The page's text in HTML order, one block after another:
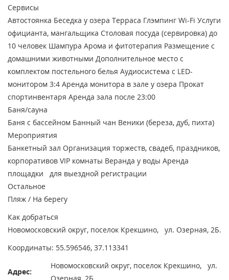
Сервисы
Автостоянка Беседка у озера Терраса Глэмпинг Wi-Fi Услуги
официанта, мангальщика Столовая посуда (сервировка) до
10 человек Шампура Арома и фитотерапия Размещение с
домашними животными Дополнительное место с
комплектом постельного белья Аудиосистема с LED-
монитором 3:4 Аренда монитора в зале у озера Прокат
спортинвентаря Аренда зала после 23:00
Баня/сауна
Баня с бассейном Банный чан Веники (береза, дуб, пихта)
Мероприятия
Банкетный зал Организация торжеств, свадеб, праздников,
корпоративов VIP комнаты Веранда у воды Аренда
площадки для выездной регистрации
Остальное
Пляж / На берегу
Как добраться
Новомосковский округ, поселок Крекшино, ул. Озерная, 2Б.
Координаты: 55.596546, 37.113341
Адрес:
Новомосковский округ, поселок Крекшино, ул.
Озерная, 2Б